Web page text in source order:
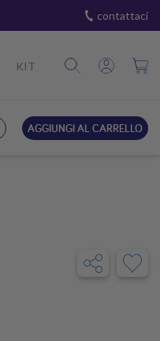
AGGIUNGI AL CARRELLO
contattaci
KIT